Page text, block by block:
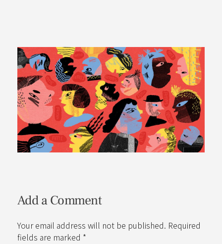
Add a Comment
Your email address will not be published. Required
fields are marked *